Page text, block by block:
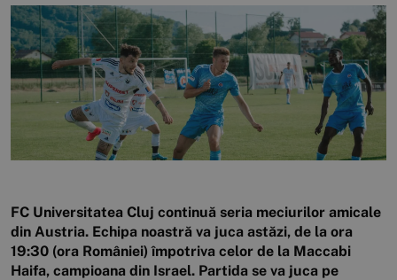
FC Universitatea Cluj continuă seria meciurilor amicale
din Austria. Echipa noastră va juca astăzi, de la ora
19:30 (ora României) împotriva celor de la Maccabi
Haifa, campioana din Israel. Partida se va juca pe